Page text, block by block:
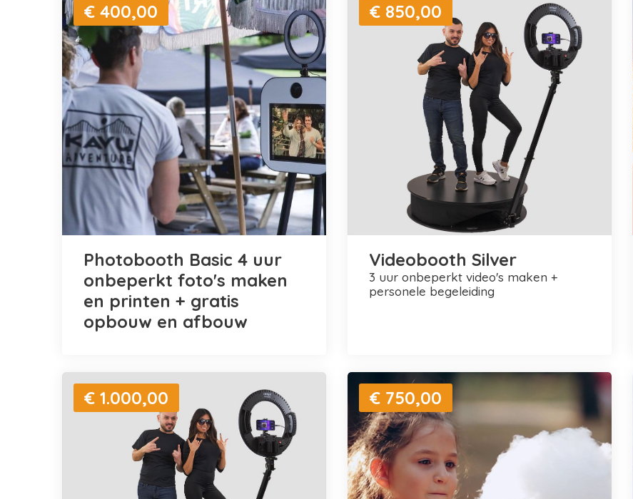
€ 400,00
Photobooth Basic 4 uur
onbeperkt foto's maken
en printen + gratis
opbouw en afbouw
€ 850,00
Videobooth Silver
3 uur onbeperkt video's maken +
personele begeleiding
€ 1.000,00 € 750,00